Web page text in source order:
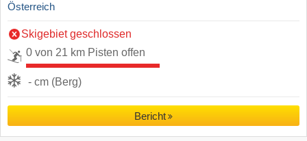
Österreich
Skigebiet geschlossen
0 von 21 km Pisten offen
- cm (Berg)
Bericht